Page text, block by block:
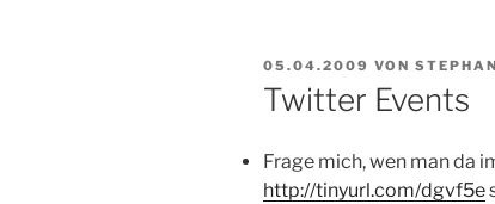
VERÖFFENTLICHT
AM
05.04.2009 VON
Twitter Events
Frage mich, wen man da
http://tinyurl.com/dgvf5e